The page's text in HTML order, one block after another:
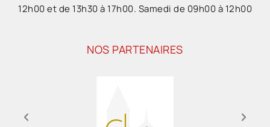
12h00 et de 13h30 à 17h00. Samedi de 09h00 à 12h00
NOS PARTENAIRES